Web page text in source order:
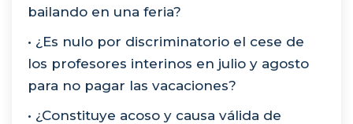
bailando en una feria?
• ¿Es nulo por discriminatorio el cese de
los profesores interinos en julio y agosto
para no pagar las vacaciones?
• ¿Constituye acoso y causa válida de